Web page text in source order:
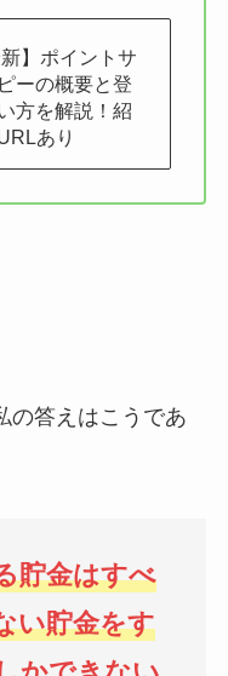
新】ポイントサ
ーの概要と登
方を解説！紹
あり
の答えはこうであ
貯金はすべ
い貯金をす